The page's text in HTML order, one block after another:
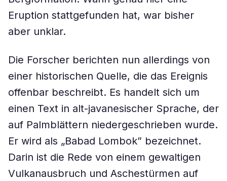
Eruption stattgefunden hat, war bisher
aber unklar.
Die Forscher berichten nun allerdings von
einer historischen Quelle, die das Ereignis
offenbar beschreibt. Es handelt sich um
einen Text in alt-javanesischer Sprache, der
auf Palmblättern niedergeschrieben wurde.
Er wird als „Babad Lombok” bezeichnet.
Darin ist die Rede von einem gewaltigen
Vulkanausbruch und Aschestürmen auf